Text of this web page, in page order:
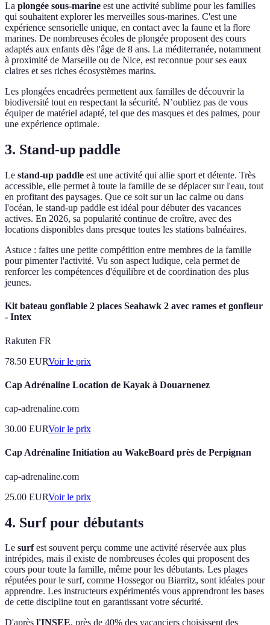
La plongée sous-marine est une activité sublime pour les familles
qui souhaitent explorer les merveilles sous-marines. C'est une
expérience sensorielle unique, en contact avec la faune et la flore
marines. De nombreuses écoles de plongée proposent des cours
adaptés aux enfants dès l'âge de 8 ans. La méditerranée, notamment
à proximité de Marseille ou de Nice, est reconnue pour ses eaux
claires et ses riches écosystèmes marins.
Les plongées encadrées permettent aux familles de découvrir la
biodiversité tout en respectant la sécurité. N’oubliez pas de vous
équiper de matériel adapté, tel que des masques et des palmes, pour
une expérience optimale.
3. Stand-up paddle
Le stand-up paddle est une activité qui allie sport et détente. Très
accessible, elle permet à toute la famille de se déplacer sur l'eau, tout
en profitant des paysages. Que ce soit sur un lac calme ou dans
l'océan, le stand-up paddle est idéal pour débuter des vacances
actives. En 2026, sa popularité continue de croître, avec des
locations disponibles dans presque toutes les stations balnéaires.
Astuce : faites une petite compétition entre membres de la famille
pour pimenter l'activité. Vu son aspect ludique, cela permet de
renforcer les compétences d'équilibre et de coordination des plus
jeunes.
Kit bateau gonflable 2 places Seahawk 2 avec rames et gonfleur
- Intex
Rakuten FR
78.50 EURVoir le prix
Cap Adrénaline Location de Kayak à Douarnenez
cap-adrenaline.com
30.00 EURVoir le prix
Cap Adrénaline Initiation au WakeBoard près de Perpignan
cap-adrenaline.com
25.00 EURVoir le prix
4. Surf pour débutants
Le surfest souvent perçu comme une activité réservée aux plus
intrépides, mais il existe de nombreuses écoles qui proposent des
cours pour toute la famille, même pour les débutants. Les plages
réputées pour le surf, comme Hossegor ou Biarritz, sont idéales pour
apprendre. Les instructeurs expérimentés vous apprendront les bases
de cette discipline tout en garantissant votre sécurité.
D'après l'INSEE, près de 40% des vacanciers choisissent des